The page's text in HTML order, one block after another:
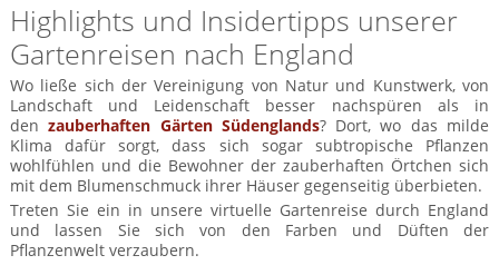
England
Schottland
Wales
Busrundreisen
Cornwall
Wandern in Cornwall
Wandern in England
Wandern in Schottland
Wandern in Wales
Individualtouren
Classic-Car-Reise durch Südengland
Für Outlander‑Fans: inspiriert durch die Highland Saga
Gartenreisen England
Reisen mit Hund
Allergikerreisen
BTCo
BTCo Überblick
News
Ihre Reise
Ablauf Ihrer Reise nach Großbritannien
Extras
Highlights und Insidertipps unserer
Gartenreisen nach England
Wo ließe sich der Vereinigung von Natur und Kunstwerk, von
Landschaft und Leidenschaft besser nachspüren als in
denzauberhaften Gärten Südenglands? Dort, wo das milde
Klima dafür sorgt, dass sich sogar subtropische Pflanzen
wohlfühlen und die Bewohner der zauberhaften Örtchen sich
mit dem Blumenschmuck ihrer Häuser gegenseitig überbieten.
Treten Sie ein in unsere virtuelle Gartenreise durch England
und lassen Sie sich von den Farben und Düften der
Pflanzenwelt verzaubern.